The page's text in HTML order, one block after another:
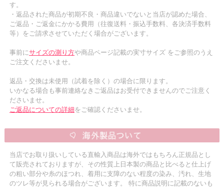
す。
・返品された商品が初期不良・商品違いでないと当店が認めた場合、
ご返品・ご返金にかかる費用（往復送料・振込手数料、各決済手数料
等）をご請求させていただく場合がございます。
事前にサイズの測り方や商品ページ記載の実寸サイズ をご参照のうえ
ご注文くださいませ。
返品・交換は未使用（試着を除く）の場合に限ります。
いかなる場合も事前連絡なきご返品はお受付できませんのでご注意く
ださいませ。
ご返品についての詳細をご確認くださいませ。
当店でお取り扱いしている直輸入商品は海外ではもちろん正規品とし
て販売されておりますが、その性質上日本製の商品と比べると仕上げ
の粗い部分や糸のほつれ、着用に支障のない程度の染み、汚れ、生地
のツレ等が見られる場合がございます。 特に商品説明に記載のないも